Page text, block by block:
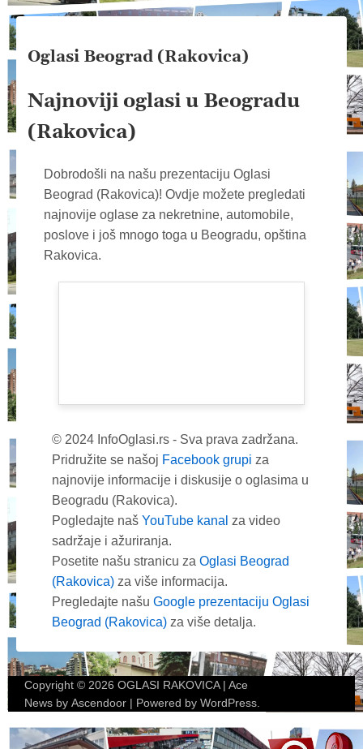
Oglasi Beograd (Rakovica)
Najnoviji oglasi u Beogradu
(Rakovica)
Dobrodošli na našu prezentaciju Oglasi
Beograd (Rakovica)! Ovdje možete pregledati
najnovije oglase za nekretnine, automobile,
poslove i još mnogo toga u Beogradu, opština
Rakovica.
© 2024 InfoOglasi.rs - Sva prava zadržana.
Pridružite se našoj Facebook grupi za
najnovije informacije i diskusije o oglasima u
Beogradu (Rakovica).
Pogledajte naš YouTube kanal za video
sadržaje i ažuriranja.
Posetite našu stranicu za Oglasi Beograd
(Rakovica) za više informacija.
Pregledajte našu Google prezentaciju Oglasi
Beograd (Rakovica) za više detalja.
Copyright © 2026 OGLASI RAKOVICA| Ace
News by Ascendoor | Powered by WordPress.